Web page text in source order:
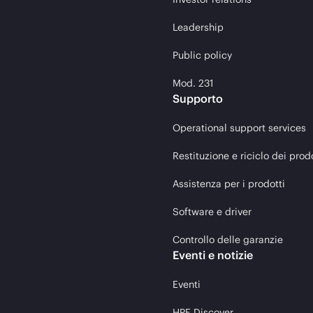
Leadership
Public policy
Mod. 231
Supporto
Operational support services
Restituzione e riciclo dei
Assistenza per i prodotti
Software e driver
Controllo delle garanzie
Eventi e notizie
Eventi